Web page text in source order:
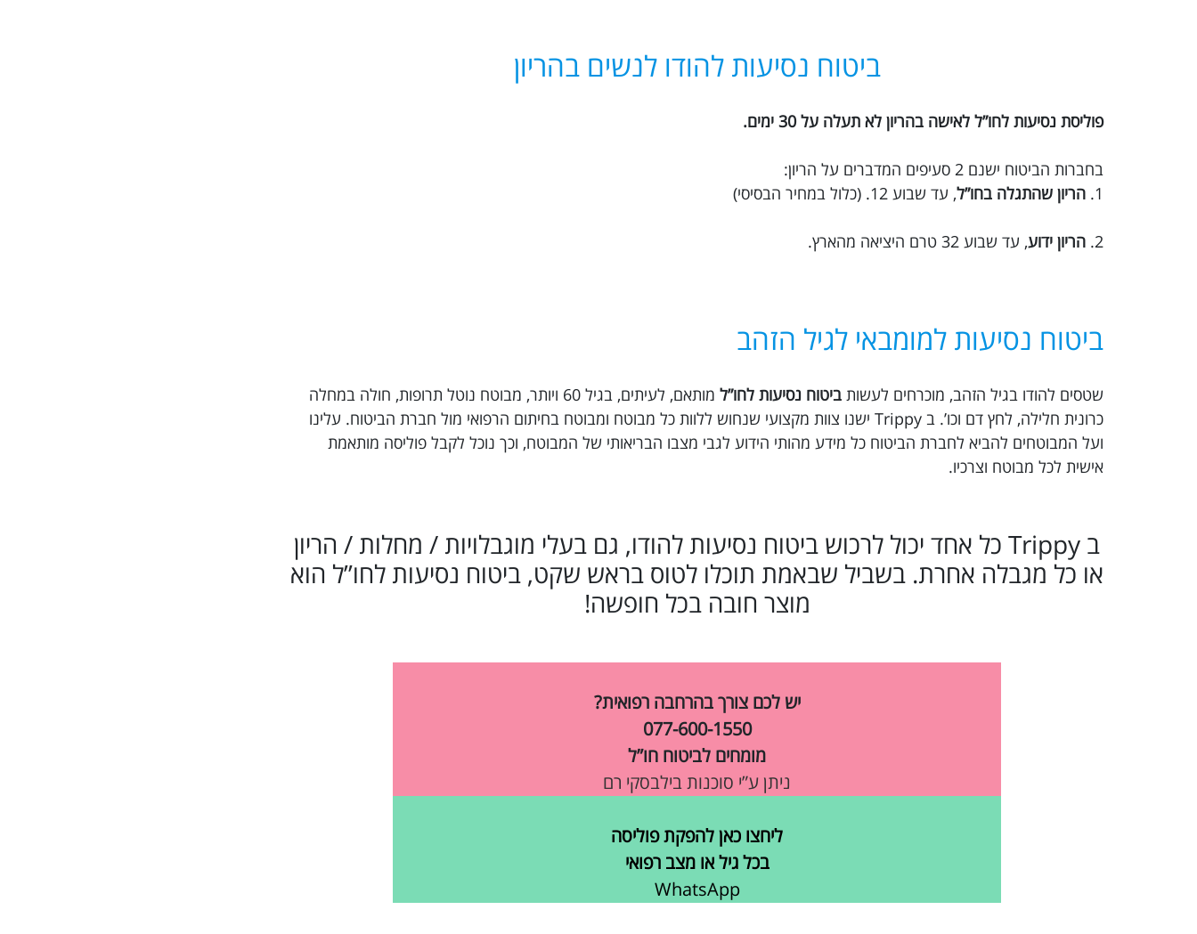
ביטוח נסיעות להודו לנשים בהריון
פוליסת נסיעות לחו”ל לאישה בהריון לא תעלה על 30 ימים.
בחברות הביטוח ישנם 2 סעיפים המדברים על הריון:
1. הריון שהתגלה בחו”ל, עד שבוע 12. (כלול במחיר הבסיסי)
2. הריון ידוע, עד שבוע 32 טרם היציאה מהארץ.
ביטוח נסיעות למומבאי לגיל הזהב
שטסים להודו בגיל הזהב, מוכרחים לעשות ביטוח נסיעות לחו”ל
מותאם, לעיתים, בגיל 60 ויותר, מבוטח נוטל תרופות, חולה במחלה
כרונית חלילה, לחץ דם וכו’. ב Trippy ישנו צוות מקצועי שנחוש ללוות כל מבוטח ומבוטח בחיתום הרפואי מול חברת הביטוח. עלינו
ועל המבוטחים להביא לחברת הביטוח כל מידע מהותי הידוע לגבי מצבו הבריאותי של המבוטח, וכך נוכל לקבל פוליסה מותאמת
אישית לכל מבוטח וצרכיו.
ב Trippy כל אחד יכול לרכוש ביטוח נסיעות להודו, גם בעלי מוגבלויות / מחלות / הריון
או כל מגבלה אחרת. בשביל שבאמת תוכלו לטוס בראש שקט, ביטוח נסיעות לחו”ל הוא
מוצר חובה בכל חופשה!
יש לכם צורך בהרחבה רפואית?
077-600-1550
מומחים לביטוח חו”ל
ניתן ע”י סוכנות בילבסקי רם
ליחצו כאן להפקת פוליסה
בכל גיל או מצב רפואי
WhatsApp